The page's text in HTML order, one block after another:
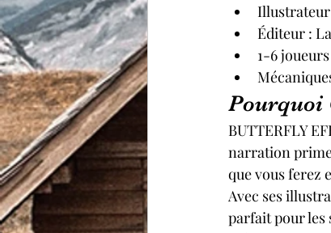
Éditeur :
1-6
Pourquoi
BUTTERFLY
narration
que vous ferez
Avec ses
parfait pour les